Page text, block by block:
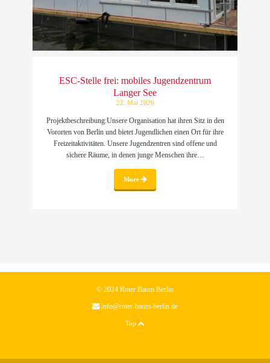
ESC-Stelle frei: mobiles Jugendzentrum
Langer See
22. Mai 2026
Projektbeschreibung:Unsere Organisation hat ihren Sitz in den
Vororten von Berlin und bietet Jugendlichen einen Ort für ihre
Freizeitaktivitäten. Unsere Jugendzentren sind offene und
sichere Räume, in denen junge Menschen ihre…
More
© 2024 Roter Baum Berlin
info@roter-baum-berlin.de
Top